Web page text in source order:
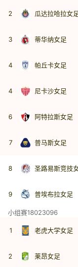
2 瓜达拉哈拉女
3 蒂华纳女足
4 帕丘卡女足
4 尼卡沙女足
6 阿特拉斯女足
7 普马斯女足
8 圣路易斯竞技
9 普埃布拉女足
小组赛18023096
1 老虎大学女足
2 莱昂女足